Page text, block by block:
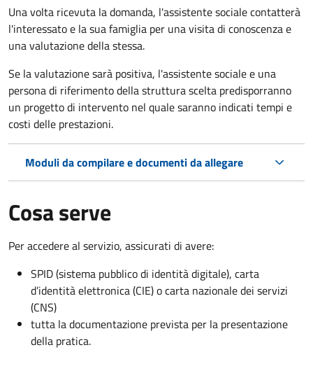
Una volta ricevuta la domanda, l'assistente sociale contatterà
l'interessato e la sua famiglia per una visita di conoscenza e
una valutazione della stessa.
Se la valutazione sarà positiva, l'assistente sociale e una
persona di riferimento della struttura scelta predisporranno
un progetto di intervento nel quale saranno indicati tempi e
costi delle prestazioni.
Moduli da compilare e documenti da allegare
Cosa serve
Per accedere al servizio, assicurati di avere:
SPID (sistema pubblico di identità digitale), carta
d’identità elettronica (CIE) o carta nazionale dei servizi
(CNS)
tutta la documentazione prevista per la presentazione
della pratica.